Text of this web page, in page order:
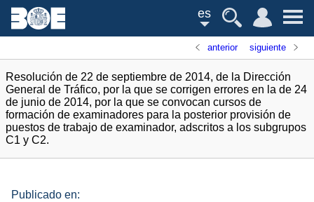
es
anterior siguiente
Resolución de 22 de septiembre de 2014, de la Dirección
General de Tráfico, por la que se corrigen errores en la de 24
de junio de 2014, por la que se convocan cursos de
formación de examinadores para la posterior provisión de
puestos de trabajo de examinador, adscritos a los subgrupos
C1 y C2.
Publicado en: